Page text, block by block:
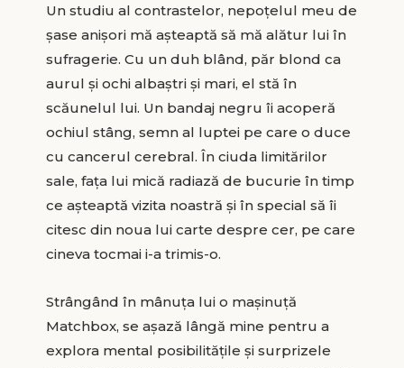
Un studiu al contrastelor, nepoţelul meu de
şase anişori mă aşteaptă să mă alătur lui în
sufragerie. Cu un duh blând, păr blond ca
aurul şi ochi albaştri şi mari, el stă în
scăunelul lui. Un bandaj negru îi acoperă
ochiul stâng, semn al luptei pe care o duce
cu cancerul cerebral. În ciuda limitărilor
sale, faţa lui mică radiază de bucurie în timp
ce aşteaptă vizita noastră şi în special să îi
citesc din noua lui carte despre cer, pe care
cineva tocmai i-a trimis-o.
Strângând în mânuţa lui o maşinuţă
Matchbox, se aşază lângă mine pentru a
explora mental posibilităţile şi surprizele